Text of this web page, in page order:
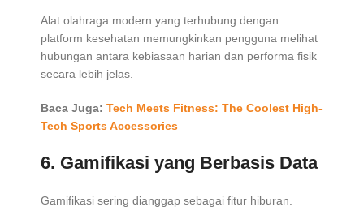
Alat olahraga modern yang terhubung dengan
platform kesehatan memungkinkan pengguna melihat
hubungan antara kebiasaan harian dan performa fisik
secara lebih jelas.
Baca Juga: Tech Meets Fitness: The Coolest High-
Tech Sports Accessories
6. Gamifikasi yang Berbasis Data
Gamifikasi sering dianggap sebagai fitur hiburan.